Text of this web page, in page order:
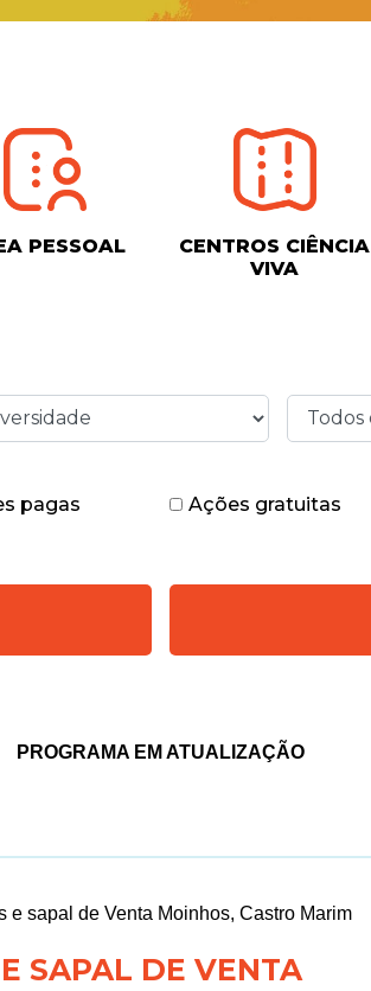
PESSOAL
CENTROS CIÊNCIA
VIVA
pagas
Ações gratuitas
PROGRAMA EM ATUALIZAÇÃO
e sapal de Venta Moinhos, Castro Marim
SAPAL DE VENTA